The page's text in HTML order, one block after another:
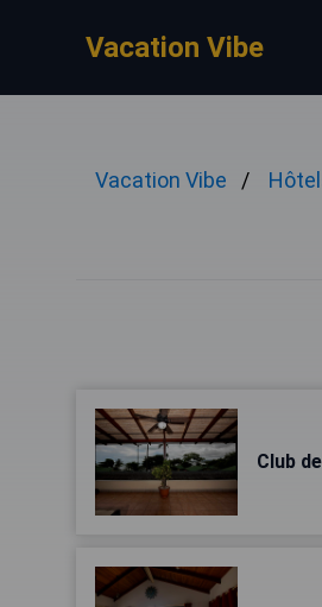
Vacation Vibe
Vacation Vibe
Club